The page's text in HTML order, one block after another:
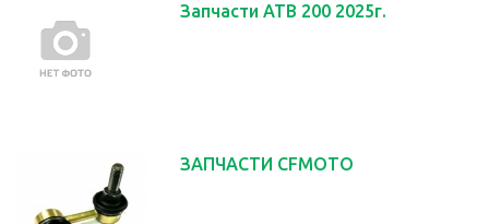
Запчасти АТВ 200 2025г.
ЗАПЧАСТИ CFMOTO